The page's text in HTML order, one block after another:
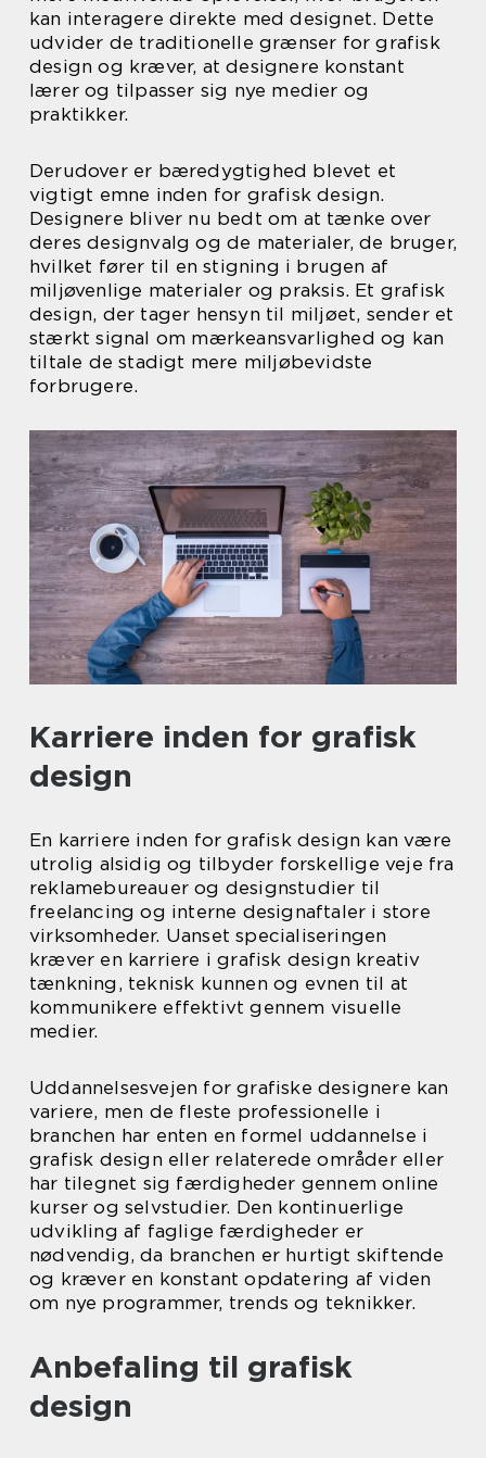
kan interagere direkte med designet. Dette
udvider de traditionelle grænser for grafisk
design og kræver, at designere konstant
lærer og tilpasser sig nye medier og
praktikker.
Derudover er bæredygtighed blevet et
vigtigt emne inden for grafisk design.
Designere bliver nu bedt om at tænke over
deres designvalg og de materialer, de bruger,
hvilket fører til en stigning i brugen af
miljøvenlige materialer og praksis. Et grafisk
design, der tager hensyn til miljøet, sender et
stærkt signal om mærkeansvarlighed og kan
tiltale de stadigt mere miljøbevidste
forbrugere.
Karriere inden for grafisk
design
En karriere inden for grafisk design kan være
utrolig alsidig og tilbyder forskellige veje fra
reklamebureauer og designstudier til
freelancing og interne designaftaler i store
virksomheder. Uanset specialiseringen
kræver en karriere i grafisk design kreativ
tænkning, teknisk kunnen og evnen til at
kommunikere effektivt gennem visuelle
medier.
Uddannelsesvejen for grafiske designere kan
variere, men de fleste professionelle i
branchen har enten en formel uddannelse i
grafisk design eller relaterede områder eller
har tilegnet sig færdigheder gennem online
kurser og selvstudier. Den kontinuerlige
udvikling af faglige færdigheder er
nødvendig, da branchen er hurtigt skiftende
og kræver en konstant opdatering af viden
om nye programmer, trends og teknikker.
Anbefaling til grafisk
design